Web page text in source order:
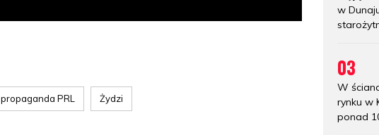
propaganda PRL Żydzi
w
03
W
rynku w
ponad